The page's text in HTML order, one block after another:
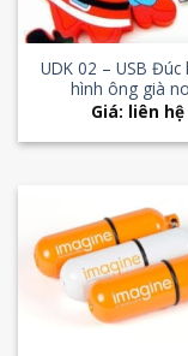
UDK 02 – USB Đúc
hình ông già
Giá: liên hệ